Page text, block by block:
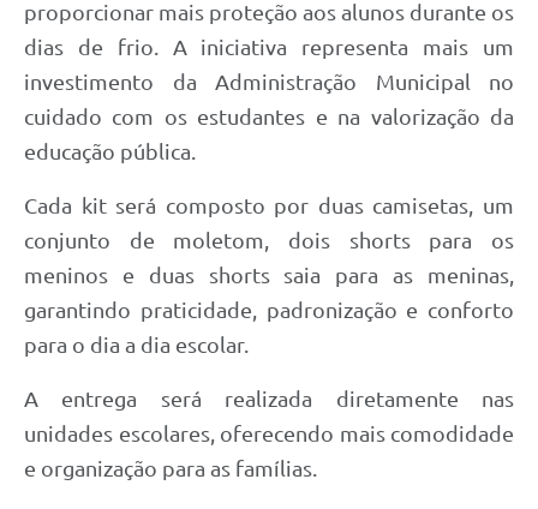
proporcionar mais proteção aos alunos durante os
dias de frio. A iniciativa representa mais um
investimento da Administração Municipal no
cuidado com os estudantes e na valorização da
educação pública.
Cada kit será composto por duas camisetas, um
conjunto de moletom, dois shorts para os
meninos e duas shorts saia para as meninas,
garantindo praticidade, padronização e conforto
para o dia a dia escolar.
A entrega será realizada diretamente nas
unidades escolares, oferecendo mais comodidade
e organização para as famílias.